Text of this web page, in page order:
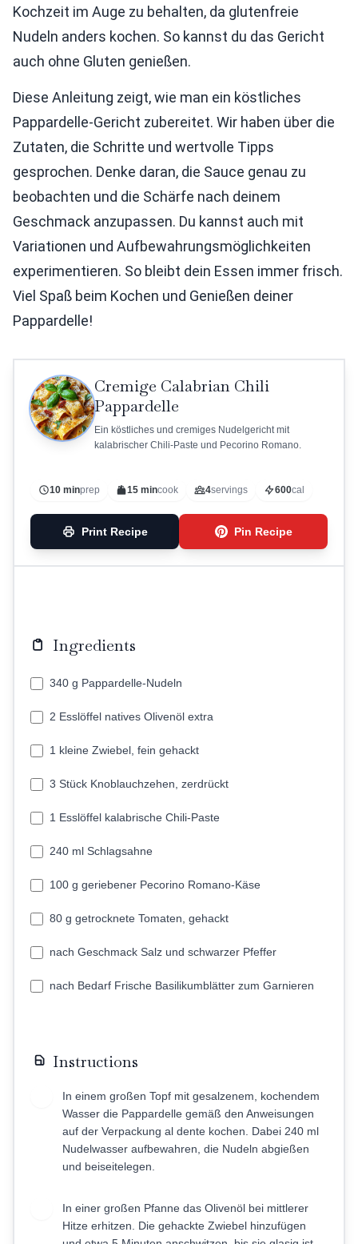
Kochzeit im Auge zu behalten, da glutenfreie
Nudeln anders kochen. So kannst du das Gericht
auch ohne Gluten genießen.
Diese Anleitung zeigt, wie man ein köstliches
Pappardelle-Gericht zubereitet. Wir haben über die
Zutaten, die Schritte und wertvolle Tipps
gesprochen. Denke daran, die Sauce genau zu
beobachten und die Schärfe nach deinem
Geschmack anzupassen. Du kannst auch mit
Variationen und Aufbewahrungsmöglichkeiten
experimentieren. So bleibt dein Essen immer frisch.
Viel Spaß beim Kochen und Genießen deiner
Pappardelle!
Cremige Calabrian Chili
Pappardelle
Ein köstliches und cremiges Nudelgericht mit
kalabrischer Chili-Paste und Pecorino Romano.
10 minprep 15 mincook 4servings 600cal
Print Recipe Pin Recipe
Ingredients
340 g Pappardelle-Nudeln
2 Esslöffel natives Olivenöl extra
1 kleine Zwiebel, fein gehackt
3 Stück Knoblauchzehen, zerdrückt
1 Esslöffel kalabrische Chili-Paste
240 ml Schlagsahne
100 g geriebener Pecorino Romano-Käse
80 g getrocknete Tomaten, gehackt
nach Geschmack Salz und schwarzer Pfeffer
nach Bedarf Frische Basilikumblätter zum Garnieren
Instructions
In einem großen Topf mit gesalzenem, kochendem
Wasser die Pappardelle gemäß den Anweisungen
auf der Verpackung al dente kochen. Dabei 240 ml
Nudelwasser aufbewahren, die Nudeln abgießen
und beiseitelegen.
In einer großen Pfanne das Olivenöl bei mittlerer
Hitze erhitzen. Die gehackte Zwiebel hinzufügen